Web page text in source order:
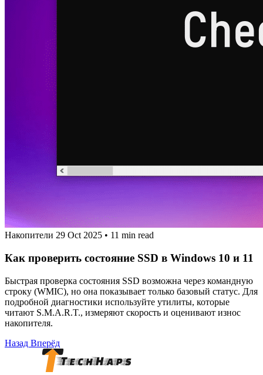
Накопители 29 Oct 2025 • 11 min read
Как проверить состояние SSD в Windows 10 и 11
Быстрая проверка состояния SSD возможна через командную
строку (WMIC), но она показывает только базовый статус. Для
подробной диагностики используйте утилиты, которые
читают S.M.A.R.T., измеряют скорость и оценивают износ
накопителя.
Назад Вперёд